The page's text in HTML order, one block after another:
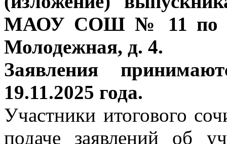
МАОУ СОШ № 11 по
Молодежная, д. 4.
Заявления
19.11.2025 года.
Участники итогового
подаче заявлений об